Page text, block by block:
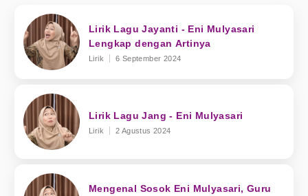
Lirik Lagu Jayanti - Eni Mulyasari
Lengkap dengan Artinya
Lirik 6 September 2024
Lirik Lagu Jang - Eni Mulyasari
Lirik 2 Agustus 2024
Mengenal Sosok Eni Mulyasari, Guru